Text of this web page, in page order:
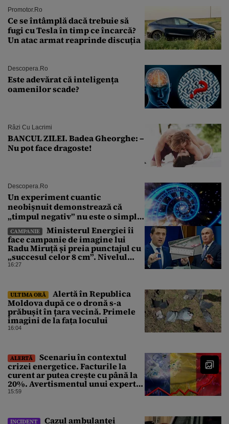
Promotor.ro
Ce se întâmplă dacă trebuie să
fugi cu Tesla în timp ce încarcă?
Un atac armat reaprinde discuția
Descopera.ro
Este adevărat că inteligența
oamenilor scade?
Râzi Cu Lacrimi
BANCUL ZILEI. Badea Gheorghe: –
Nu pot face dragoste!
Descopera.ro
Un experiment cuantic
neobișnuit demonstrează că
„timpul negativ” nu este o simplă
iluzie
CAMPANIE
Ministerul Energiei îi
face campanie de imagine lui
Radu Miruță și preia punctajul cu
„succesul celor 8 cm”. Nivelul
Dunării a crescut cu 4 cm
16:27
ULTIMA ORĂ
Alertă în Republica
Moldova după ce o dronă s-a
prăbușit în țara vecină. Primele
imagini de la fața locului
16:04
ALERTĂ
Scenariu în contextul
crizei energetice. Facturile la
curent ar putea crește cu până la
20%. Avertismentul unui expert
în energie
15:59
INCIDENT
Cazul ambulanței